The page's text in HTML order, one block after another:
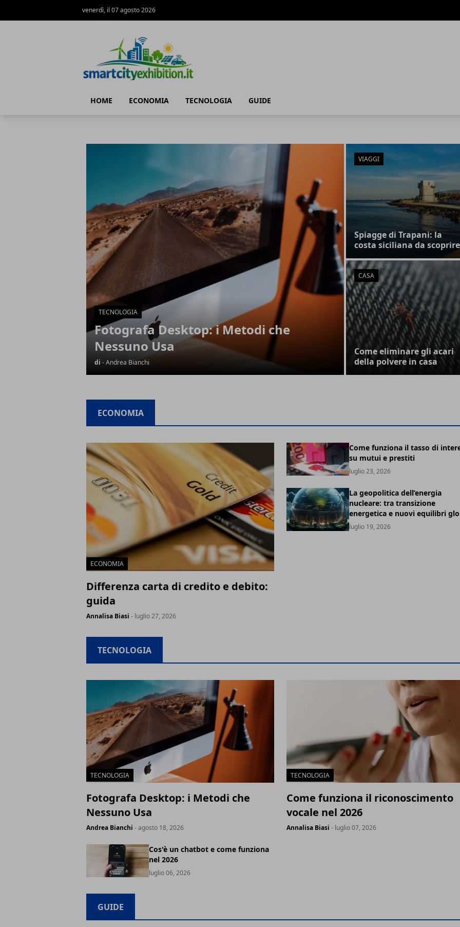
venerdì, il 07 agosto 2026
HOME ECONOMIA TECNOLOGIA GUIDE
TECNOLOGIA
Fotografa Desktop: i Metodi che
Nessuno Usa
di - Andrea Bianchi
VIAGGI
Spiagge di Trapani: la
costa siciliana da scoprire
CASA
Come eliminare gli acari
della polvere in casa
ECONOMIA
ECONOMIA
Differenza carta di credito e debito:
guida
Annalisa Biasi - luglio 27, 2026
Come funziona il tasso di
su mutui e prestiti
luglio 23, 2026
La geopolitica dell’energia
nucleare: tra transizione
energetica e nuovi equilibri
luglio 19, 2026
TECNOLOGIA
TECNOLOGIA
Fotografa Desktop: i Metodi che
Nessuno Usa
Andrea Bianchi - agosto 18, 2026
TECNOLOGIA
Come funziona il riconoscimento
vocale nel 2026
Annalisa Biasi - luglio 07, 2026
Cos'è un chatbot e come funziona
nel 2026
luglio 06, 2026
GUIDE